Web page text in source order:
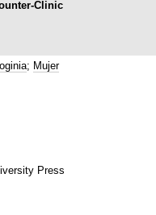
Clinic
; Mujer
Press